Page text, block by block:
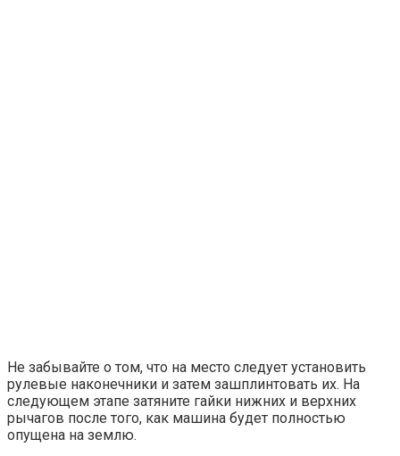
Не забывайте о том, что на место следует установить
рулевые наконечники и затем зашплинтовать их. На
следующем этапе затяните гайки нижних и верхних
рычагов после того, как машина будет полностью
опущена на землю.